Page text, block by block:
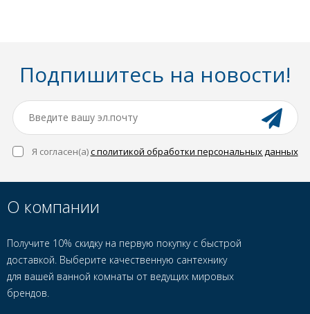
Подпишитесь на новости!
Я согласен(a)с политикой обработки персональных данных
О компании
Получите 10% скидку на первую покупку с быстрой
доставкой. Выберите качественную сантехнику
для вашей ванной комнаты от ведущих мировых
брендов.